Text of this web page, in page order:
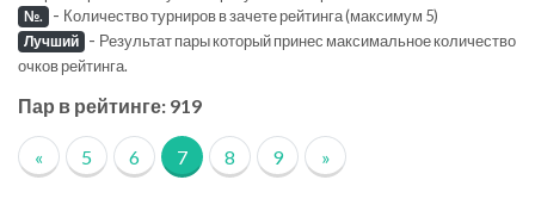
№. - Количество турниров в зачете рейтинга (максимум 5)
Лучший - Результат пары который принес максимальное количество
очков рейтинга.
Пар в рейтинге: 919
« 5 6 7 8 9 »